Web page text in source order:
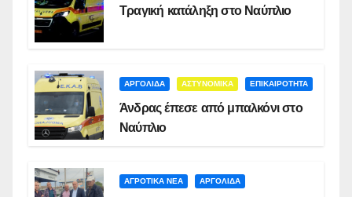
Τραγική κατάληξη στο Ναύπλιο
ΑΡΓΟΛΙΔΑ ΑΣΤΥΝΟΜΙΚΑ ΕΠΙΚΑΙΡΟΤΗΤΑ
Άνδρας έπεσε από μπαλκόνι στο
Ναύπλιο
ΑΓΡΟΤΙΚΑ ΝΕΑ ΑΡΓΟΛΙΔΑ